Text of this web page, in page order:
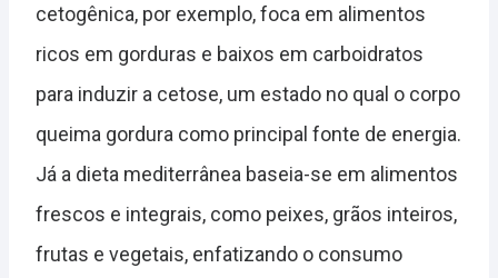
cetogênica, por exemplo, foca em alimentos
ricos em gorduras e baixos em carboidratos
para induzir a cetose, um estado no qual o corpo
queima gordura como principal fonte de energia.
Já a dieta mediterrânea baseia-se em alimentos
frescos e integrais, como peixes, grãos inteiros,
frutas e vegetais, enfatizando o consumo